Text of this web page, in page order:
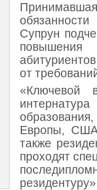
Супрун
повышения
от
«Ключевой
Европы,
также
проходят